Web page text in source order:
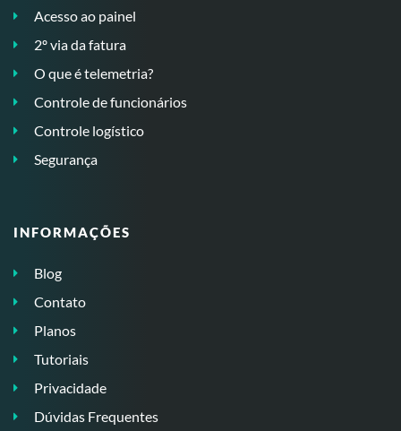
Acesso ao painel
2º via da fatura
O que é telemetria?
Controle de funcionários
Controle logístico
Segurança
INFORMAÇÕES
Blog
Contato
Planos
Tutoriais
Privacidade
Dúvidas Frequentes